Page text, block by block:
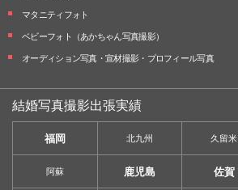
マタニティフォト
ベビーフォト （あかちゃん写真撮影）
オーディション写真・ 宣材撮影・ プロフィール写真
結婚写真撮影出張実績
福岡 北九州 久留米
阿蘇 鹿児島 佐賀